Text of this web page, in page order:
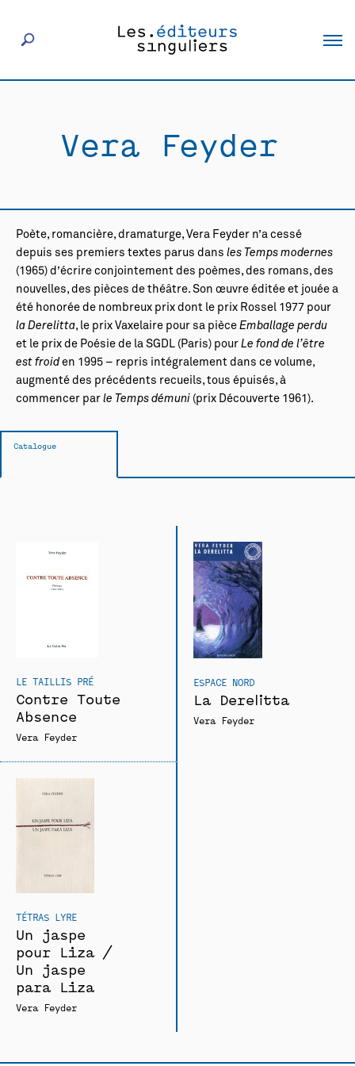
Éditeurs
Actualités
Rencontres
Vera Feyder
Poète, romancière, dramaturge, Vera Feyder n’a cessé
depuis ses premiers textes parus dans les Temps modernes
(1965) d’écrire conjointement des poèmes, des romans, des
nouvelles, des pièces de théâtre. Son œuvre éditée et jouée a
été honorée de nombreux prix dont le prix Rossel 1977 pour
la Derelitta, le prix Vaxelaire pour sa pièce Emballage perdu
et le prix de Poésie de la SGDL (Paris) pour Le fond de l’être
est froid en 1995 – repris intégralement dans ce volume,
augmenté des précédents recueils, tous épuisés, à
commencer par le Temps démuni (prix Découverte 1961).
Catalogue
LE TAILLIS PRÉ
Contre Toute
Absence
Vera Feyder
ESPACE NORD
La Derelitta
Vera Feyder
TÉTRAS LYRE
Un jaspe
pour Liza /
Un jaspe
para Liza
Vera Feyder